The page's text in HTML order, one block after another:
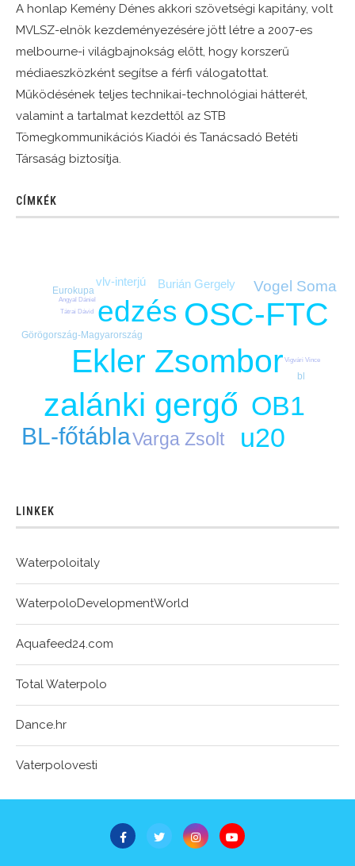
A honlap Kemény Dénes akkori szövetségi kapitány, volt
MVLSZ-elnök kezdeményezésére jött létre a 2007-es
melbourne-i világbajnokság előtt, hogy korszerű
médiaeszközként segítse a férfi válogatottat.
Működésének teljes technikai-technológiai hátterét,
valamint a tartalmat kezdettől az STB
Tömegkommunikációs Kiadói és Tanácsadó Betéti
Társaság biztosítja.
CÍMKÉK
Ekler Zsombor
OSC-FTC
zalánki gergő
edzés
OB1
u20
BL-főtáblaVarga Zsolt
Vogel Soma
Burián Gergely
vlv-interjú
bl
Eurokupa
Görögország-Magyarország
Angyal Dániel
Tátrai Dávid
Vigvári Vince
LINKEK
Waterpoloitaly
WaterpoloDevelopmentWorld
Aquafeed24.com
Total Waterpolo
Dance.hr
Vaterpolovesti